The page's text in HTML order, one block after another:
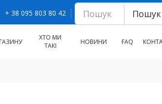
+ 38 095 803 80 42 Пошук
ХТО МИ
ТАКІ
НОВИНИ FAQ